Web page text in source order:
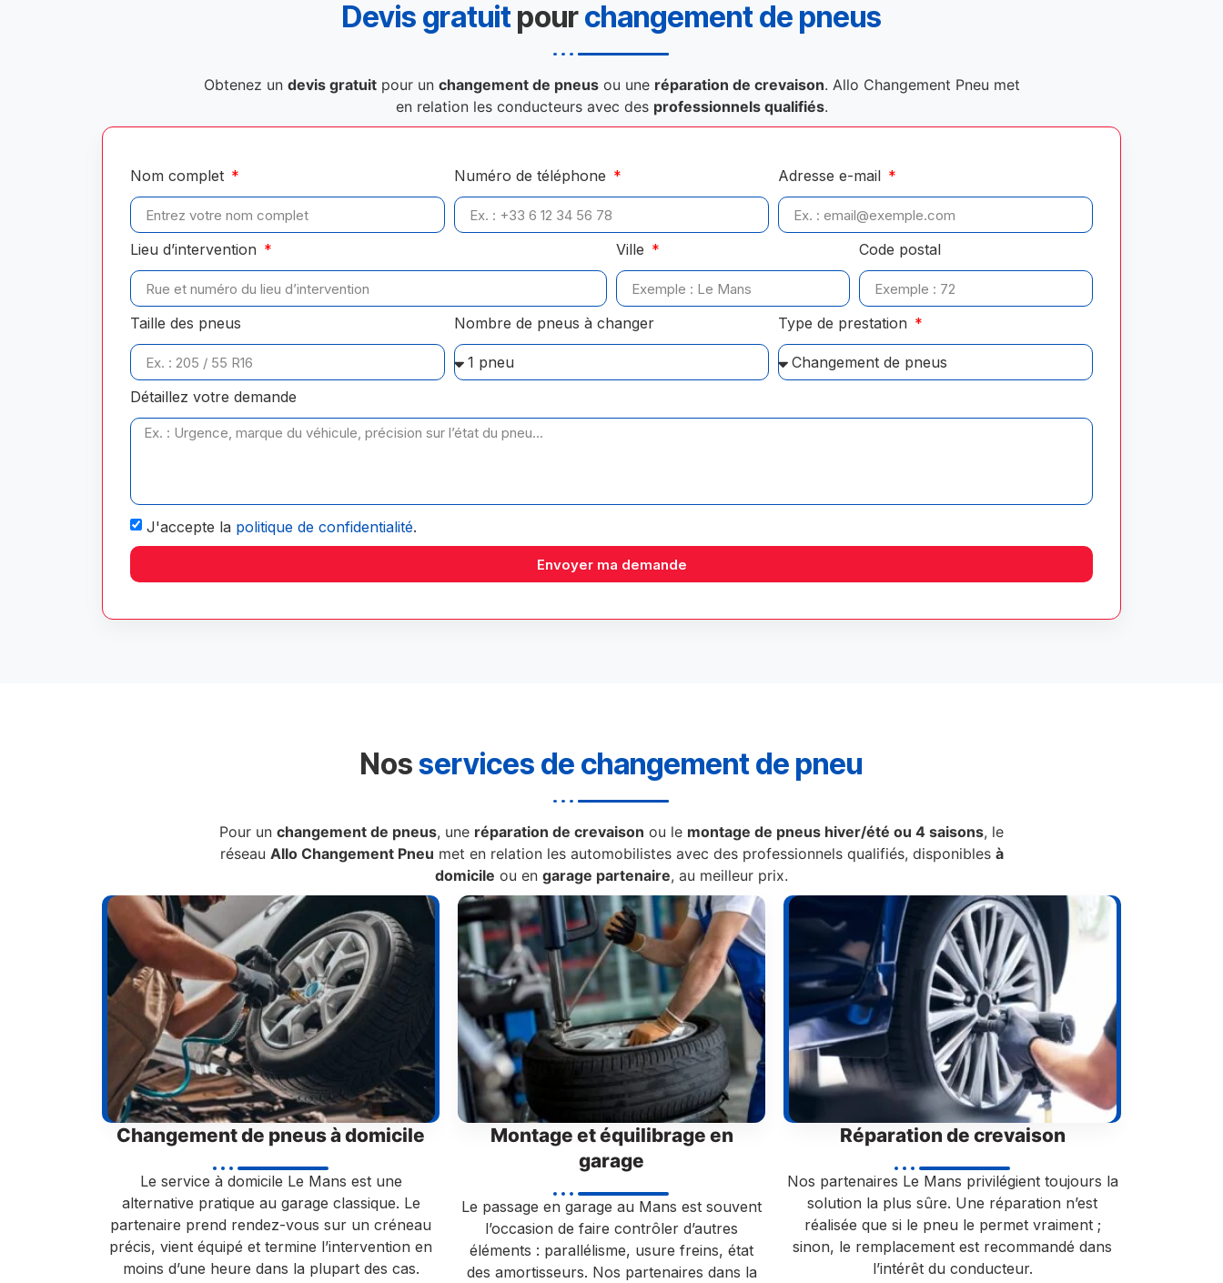
Devis gratuitpourchangement de pneus
Obtenez un devis gratuitpour un changement de pneusou une réparation de crevaison. Allo Changement Pneu met
en relation les conducteurs avec des professionnels qualifiés.
Nom complet Numéro de téléphone Adresse e-mail
Lieu d’intervention Ville Code postal
Taille des pneus Nombre de pneus à changer Type de prestation
Détaillez votre demande
J'accepte la politique de confidentialité.
Envoyer ma demande
Nosservices de changement de pneu
Pour un changement de pneus, une réparation de crevaison ou le montage de pneus hiver/été ou 4 saisons, le
réseau Allo Changement Pneu met en relation les automobilistes avec des professionnels qualifiés, disponibles à
domicile ou en garage partenaire, au meilleur prix.
Changement de pneus à domicile
Le service à domicile Le Mans est une
alternative pratique au garage classique. Le
partenaire prend rendez-vous sur un créneau
précis, vient équipé et termine l’intervention en
moins d’une heure dans la plupart des cas.
Montage et équilibrage en
garage
Le passage en garage au Mans est souvent
l’occasion de faire contrôler d’autres
éléments : parallélisme, usure freins, état
des amortisseurs. Nos partenaires dans la
Réparation de crevaison
Nos partenaires Le Mans privilégient toujours la
solution la plus sûre. Une réparation n’est
réalisée que si le pneu le permet vraiment ;
sinon, le remplacement est recommandé dans
l’intérêt du conducteur.